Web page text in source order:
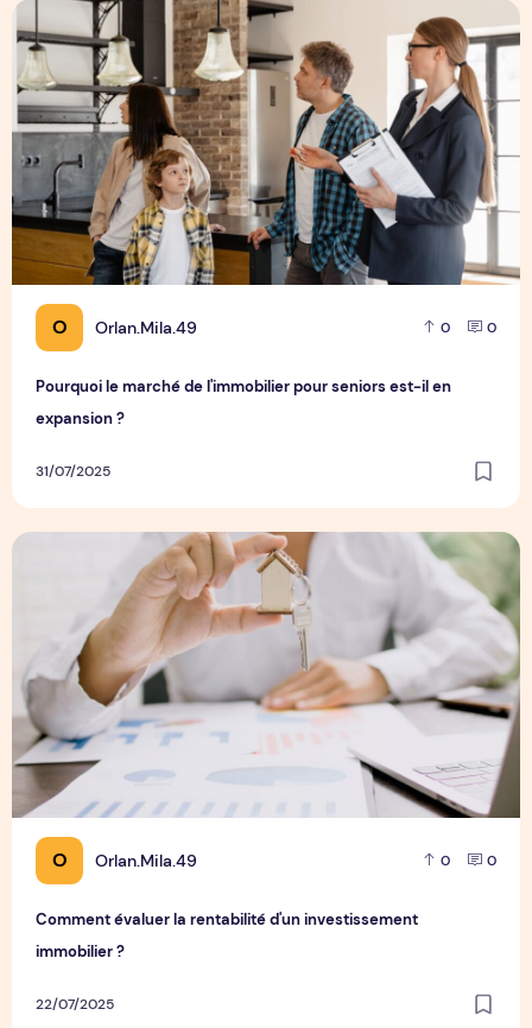
O Orlan.Mila.49 0 0
Pourquoi le marché de l'immobilier pour seniors est-il en
expansion ?
31/07/2025
Pourquoi le marché de l'immobilier pour seniors est-il en
O Orlan.Mila.49 0 0
Comment évaluer la rentabilité d'un investissement
immobilier ?
22/07/2025
Comment évaluer la rentabilité d'un investissement